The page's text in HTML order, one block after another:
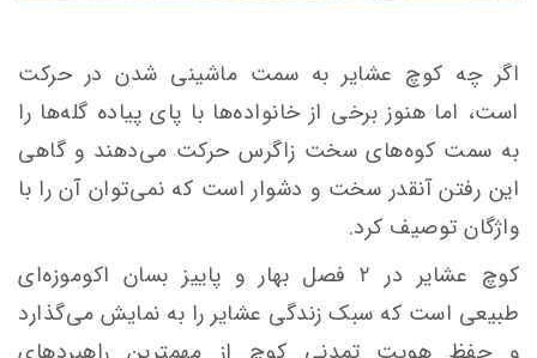
اگر چه کوچ عشایر به سمت ماشینی شدن در حرکت
است، اما هنوز برخی از خانواده‌ها با پای پیاده گله‌ها را
به سمت کوه‌های سخت زاگرس حرکت می‌دهند و گاهی
این رفتن آنقدر سخت و دشوار است که نمی‌توان آن را با
واژگان توصیف کرد.
کوچ عشایر در ۲ فصل بهار و پاییز بسان اکوموزه‌ای
طبیعی است که سبک زندگی عشایر را به نمایش می‌گذارد